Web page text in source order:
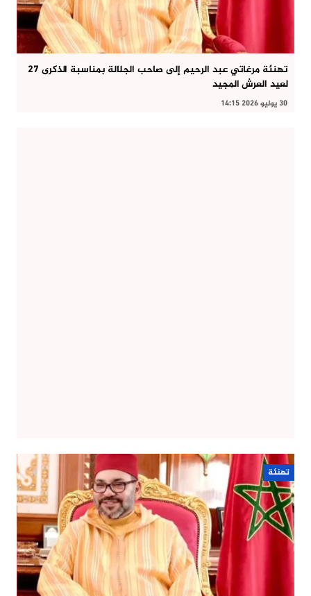
تهنئة مرغاتي عبد الرحيم إلى صاحب الجلالة بمناسبة الذكرى 27
لعيد العرش المجيد
30 يوليو 2026 14:15
تهنئة